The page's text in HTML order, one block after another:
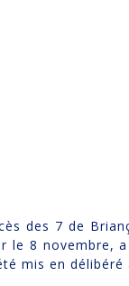
des 7 de
le 8 novembre,
mis en délibéré